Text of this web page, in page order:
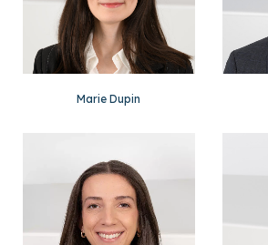
Marie Dupin